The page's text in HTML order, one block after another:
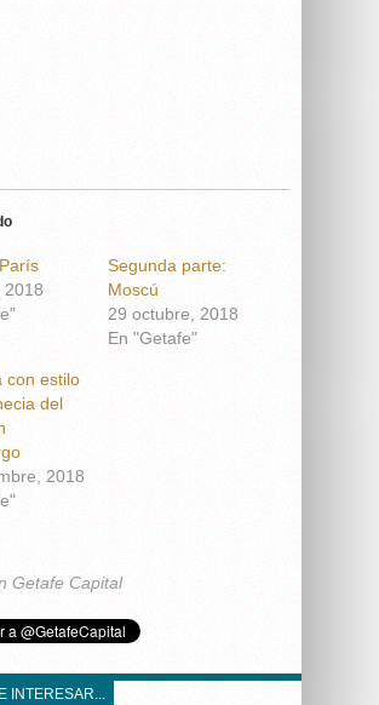
2018
Segunda parte:
Moscú
29 octubre, 2018
En "Getafe"
con estilo
del
2018
Getafe Capital
INTERESAR...